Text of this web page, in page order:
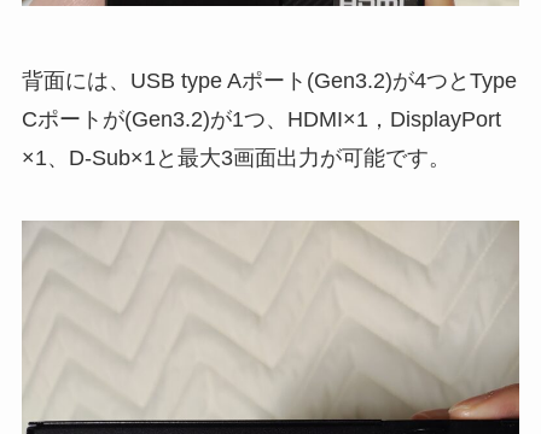
背面には、USB type Aポート(Gen3.2)が4つとType
Cポートが(Gen3.2)が1つ、HDMI×1，DisplayPort
×1、D-Sub×1と最大3画面出力が可能です。